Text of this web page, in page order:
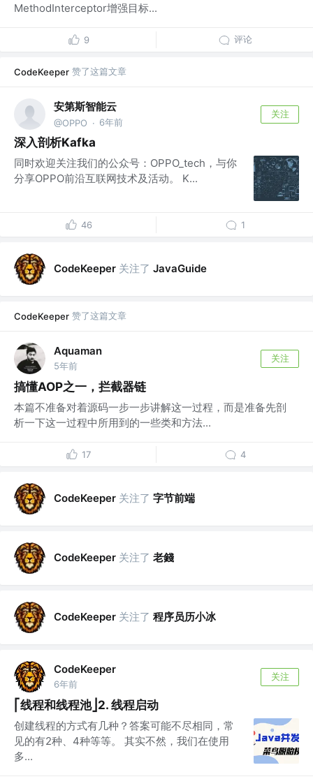
MethodInterceptor增强目标...
9 评论
CodeKeeper 赞了这篇文章
安第斯智能云
@OPPO · 6年前
关注
深入剖析Kafka
同时欢迎关注我们的公众号：OPPO_tech，与你
分享OPPO前沿互联网技术及活动。 K...
46 1
CodeKeeper 关注了 JavaGuide
CodeKeeper 赞了这篇文章
Aquaman
5年前
关注
搞懂AOP之一，拦截器链
本篇不准备对着源码一步一步讲解这一过程，而是准备先剖
析一下这一过程中所用到的一些类和方法...
17 4
CodeKeeper 关注了 字节前端
CodeKeeper 关注了 老錢
CodeKeeper 关注了 程序员历小冰
CodeKeeper
6年前
关注
⎡线程和线程池⎦2. 线程启动
创建线程的方式有几种？答案可能不尽相同，常
见的有2种、4种等等。 其实不然，我们在使用
多...